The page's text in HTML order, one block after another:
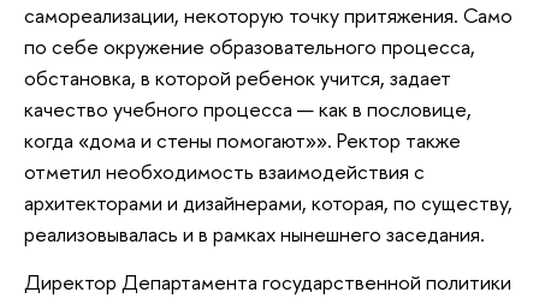
самореализации, некоторую точку притяжения. Само
по себе окружение образовательного процесса,
обстановка, в которой ребенок учится, задает
качество учебного процесса — как в пословице,
когда «дома и стены помогают»». Ректор также
отметил необходимость взаимодействия с
архитекторами и дизайнерами, которая, по существу,
реализовывалась и в рамках нынешнего заседания.
Директор Департамента государственной политики